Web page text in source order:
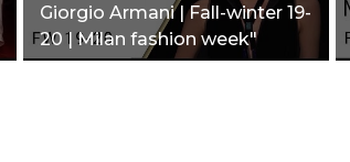
Giorgio Armani | Fall-winter 19-
20 | Milan fashion week"